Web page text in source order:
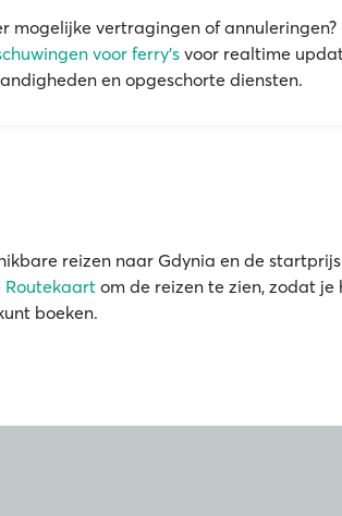
mogelijke vertragingen of annuleringen?
voor ferry's voor realtime
en opgeschorte diensten.
reizen naar Gdynia en de
Routekaart om de reizen te zien, zodat je
boeken.